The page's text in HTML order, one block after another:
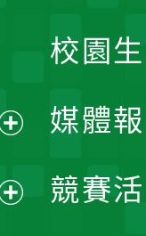
校園
媒體
競賽
開